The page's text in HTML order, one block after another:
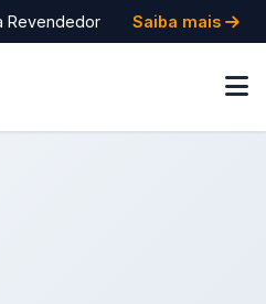
Revendedor Saiba mais